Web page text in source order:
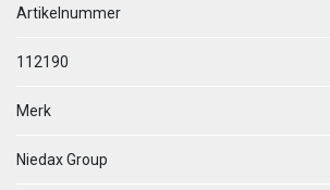
Artikelnummer
112190
Merk
Niedax Group